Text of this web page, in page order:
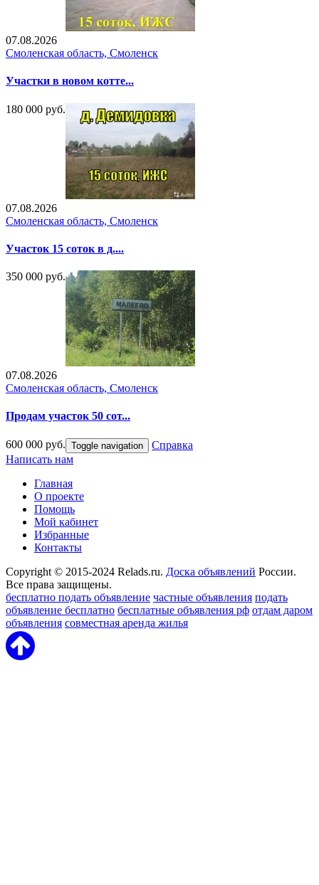
07.08.2026
Смоленская область, Смоленск
Участки в новом котте...
180 000 руб.
07.08.2026
Смоленская область, Смоленск
Участок 15 соток в д....
350 000 руб.
07.08.2026
Смоленская область, Смоленск
Продам участок 50 сот...
600 000 руб. Toggle navigation
Справка
Написать нам
Главная
О проекте
Помощь
Мой кабинет
Избранные
Контакты
Copyright © 2015-2024 Relads.ru. Доска объявлений России.
Все права защищены.
бесплатно подать объявление частные объявления подать
объявление бесплатно бесплатные объявления рф отдам даром
объявления совместная аренда жилья